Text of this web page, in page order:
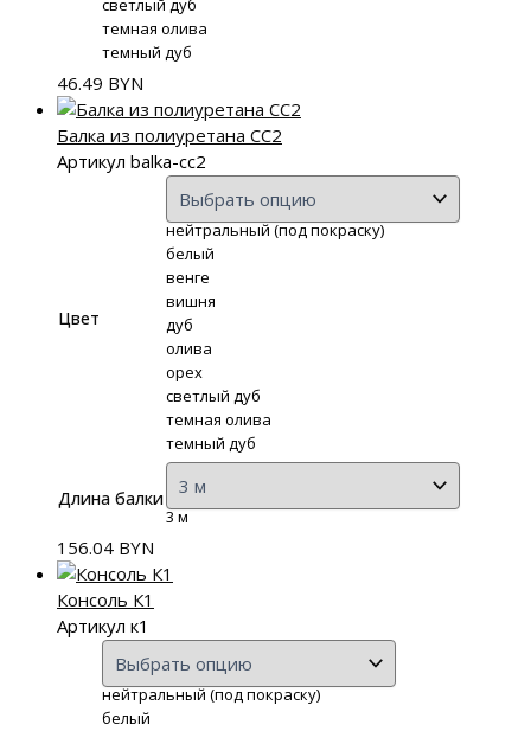
светлый дуб
темная олива
темный дуб
46.49 BYN
Балка из полиуретана СС2
Артикул balka-сс2
Цвет
нейтральный (под покраску)
белый
венге
вишня
дуб
олива
орех
светлый дуб
темная олива
темный дуб
Длина балки
3 м
156.04 BYN
Консоль К1
Артикул к1
нейтральный (под покраску)
белый